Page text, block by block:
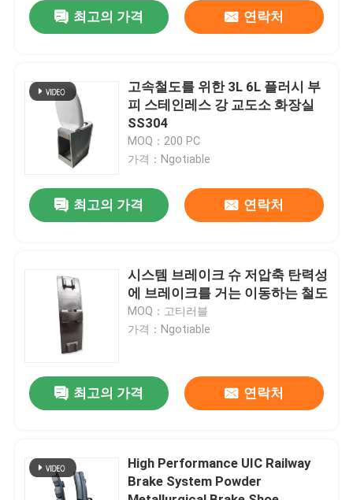
제품
우리 에 관한 것
공장 투어
저희와 연락
사건
철도 캐스팅부
최고의 가격 연락처
고속철도를 위한 3L 6L 플러시 부
피 스테인레스 강 교도소 화장실
SS304
MOQ：200 PC
가격：Ngotiable
최고의 가격 연락처
시스템 브레이크 슈 저압축 탄력성
에 브레이크를 거는 이동하는 철도
MOQ：고티러블
가격：Ngotiable
최고의 가격 연락처
High Performance UIC Railway
Brake System Powder